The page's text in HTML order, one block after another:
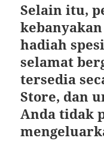
Selain itu,
hadiah
selamat
tersedia
Store, dan
Anda tidak